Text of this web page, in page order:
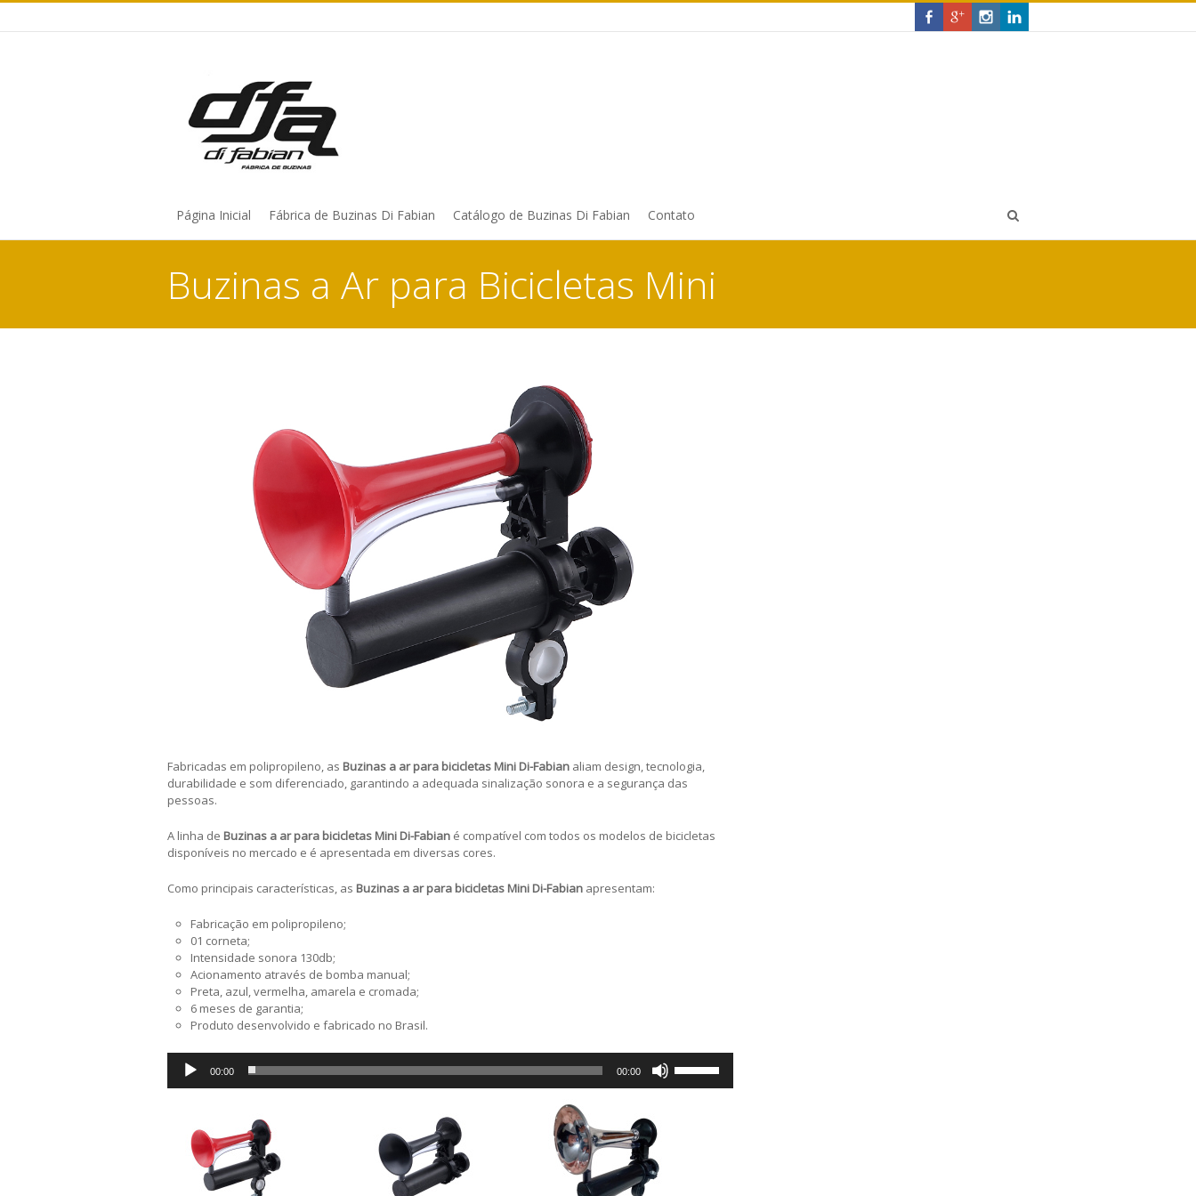
Página Inicial Fábrica de Buzinas Di Fabian Catálogo de Buzinas Di Fabian Contato
Buzinas a Ar para Bicicletas Mini
Fabricadas em polipropileno, as Buzinas a ar para bicicletas Mini Di-Fabian aliam design, tecnologia,
durabilidade e som diferenciado, garantindo a adequada sinalização sonora e a segurança das
pessoas.
A linha de Buzinas a ar para bicicletas Mini Di-Fabian é compatível com todos os modelos de bicicletas
disponíveis no mercado e é apresentada em diversas cores.
Como principais características, as Buzinas a ar para bicicletas Mini Di-Fabian apresentam:
Fabricação em polipropileno;
01 corneta;
Intensidade sonora 130db;
Acionamento através de bomba manual;
Preta, azul, vermelha, amarela e cromada;
6 meses de garantia;
Produto desenvolvido e fabricado no Brasil.
Tocador
áudio
00:00 00:00
as